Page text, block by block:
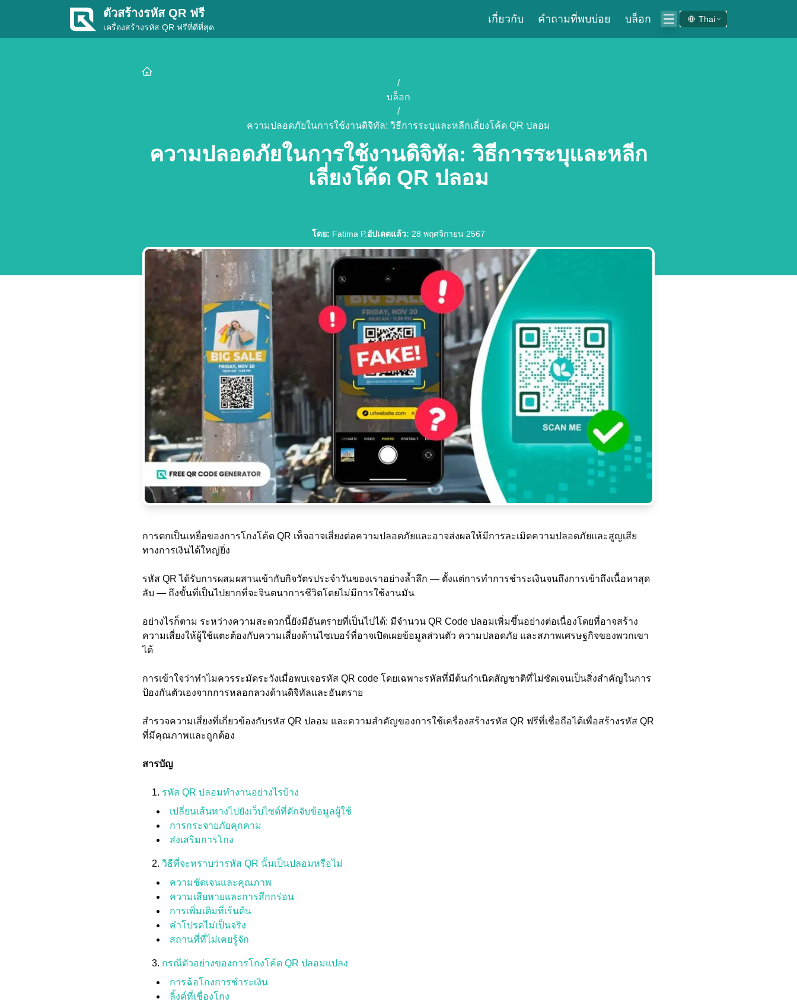
ตัวสร้างรหัส QR ฟรี
เครื่องสร้างรหัส QR ฟรีที่ดีที่สุด
เกี่ยวกับ คำถามที่พบบ่อย บล็อก Thai
/
บล็อก
/
ความปลอดภัยในการใช้งานดิจิทัล: วิธีการระบุและหลีกเลี่ยงโค้ด QR ปลอม
ความปลอดภัยในการใช้งานดิจิทัล: วิธีการระบุและหลีก
เลี่ยงโค้ด QR ปลอม
โดย: Fatima P.อัปเดตแล้ว: 28 พฤศจิกายน 2567
การตกเป็นเหยื่อของการโกงโค้ด QR เท็จอาจเสี่ยงต่อความปลอดภัยและอาจส่งผลให้มีการละเมิดความปลอดภัยและสูญเสีย
ทางการเงินได้ใหญ่ยิ่ง
รหัส QR ได้รับการผสมผสานเข้ากับกิจวัตรประจำวันของเราอย่างล้ำลึก — ตั้งแต่การทำการชำระเงินจนถึงการเข้าถึงเนื้อหาสุด
ลับ — ถึงขั้นที่เป็นไปยากที่จะจินตนาการชีวิตโดยไม่มีการใช้งานมัน
อย่างไรก็ตาม ระหว่างความสะดวกนี้ยังมีอันตรายที่เป็นไปได้: มีจำนวน QR Code ปลอมเพิ่มขึ้นอย่างต่อเนื่องโดยที่อาจสร้าง
ความเสี่ยงให้ผู้ใช้แตะต้องกับความเสี่ยงด้านไซเบอร์ที่อาจเปิดเผยข้อมูลส่วนตัว ความปลอดภัย และสภาพเศรษฐกิจของพวกเขา
ได้
การเข้าใจว่าทำไมควรระมัดระวังเมื่อพบเจอรหัส QR code โดยเฉพาะรหัสที่มีต้นกำเนิดสัญชาติที่ไม่ชัดเจนเป็นสิ่งสำคัญในการ
ป้องกันตัวเองจากการหลอกลวงด้านดิจิทัลและอันตราย
สำรวจความเสี่ยงที่เกี่ยวข้องกับรหัส QR ปลอม และความสำคัญของการใช้เครื่องสร้างรหัส QR ฟรีที่เชื่อถือได้เพื่อสร้างรหัส QR
ที่มีคุณภาพและถูกต้อง
สารบัญ
รหัส QR ปลอมทำงานอย่างไรบ้าง
เปลี่ยนเส้นทางไปยังเว็บไซต์ที่ดักจับข้อมูลผู้ใช้
การกระจายภัยคุกคาม
ส่งเสริมการโกง
วิธีที่จะทราบว่ารหัส QR นั้นเป็นปลอมหรือไม่
ความชัดเจนและคุณภาพ
ความเสียหายและการสึกกร่อน
การเพิ่มเติมที่เร้นต้น
คําโปรดไม่เป็นจริง
สถานที่ที่ไม่เคยรู้จัก
กรณีตัวอย่างของการโกงโค้ด QR ปลอมแปลง
การฉ้อโกงการชำระเงิน
ลิ้งค์ที่เชื่องโกง